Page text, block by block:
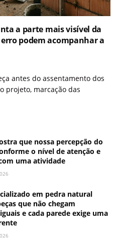
a parte mais visível da
podem acompanhar a
antes do assentamento dos
projeto, marcação das
que nossa percepção do
o nível de atenção e
uma atividade
em pedra natural
que não chegam
e cada parede exige uma